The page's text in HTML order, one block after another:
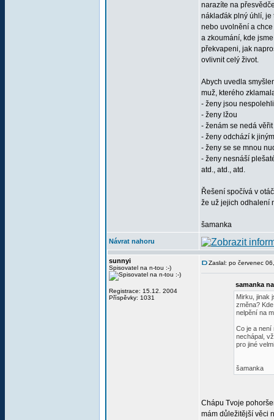
narazíte na
náklaďák plný úhlí,
nebo uvolnění a
a zkoumání, kde
překvapeni, jak
ovlivnit celý život.
Abych uvedla
muž, kterého
- ženy jsou
- ženy lžou
- ženám se nedá věřit
- ženy odchází k
- ženy se se mnou
- ženy nesnáší
atd., atd., atd.
Řešení spočívá v
že už jejich odhalení
šamanka
Návrat nahoru
sunnyi
Spisovatel na n-tou :-)
Registrace: 15.12. 2004
Příspěvky: 1031
Zaslal: po červenec
samanka
Mirku, jinak
změna? Kde
nelpění na
Co je a není
nechápal,
pro jiné
šamanka
Chápu Tvoje
mám důležitější věci